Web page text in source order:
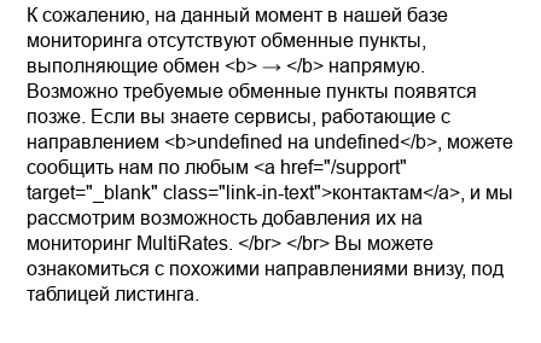
К сожалению, на данный момент в нашей базе
мониторинга отсутствуют обменные пункты,
выполняющие обмен <b> → </b> напрямую.
Возможно требуемые обменные пункты появятся
позже. Если вы знаете сервисы, работающие с
направлением <b>undefined на undefined</b>, можете
сообщить нам по любым <a href="/support"
target="_blank" class="link-in-text">контактам</a>, и мы
рассмотрим возможность добавления их на
мониторинг MultiRates. </br> </br> Вы можете
ознакомиться с похожими направлениями внизу, под
таблицей листинга.